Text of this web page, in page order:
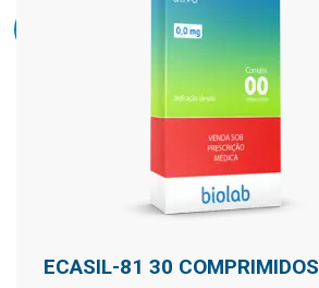
ECASIL-81 30 COMPRIMIDOS